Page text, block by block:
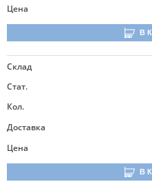
Цена
В
Склад
Стат.
Кол.
Доставка
Цена
В